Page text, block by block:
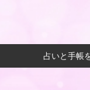
占いと手帳